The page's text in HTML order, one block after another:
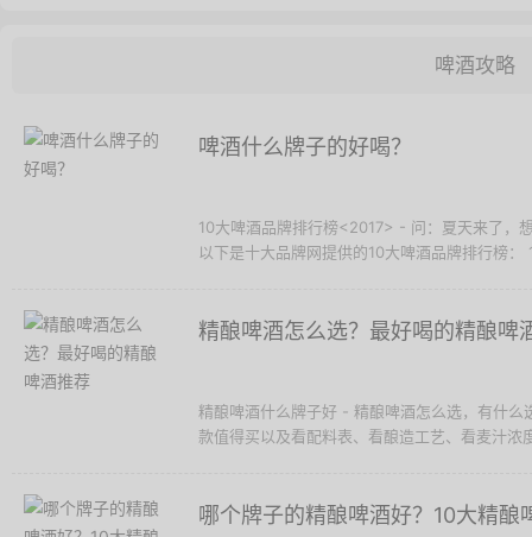
啤酒攻略
啤酒什么牌子的好喝？
10大啤酒品牌排行榜<2017> - 问：夏天来了，
以下是十大品牌网提供的10大啤酒品牌排行榜：
精酿啤酒怎么选？最好喝的精酿啤
精酿啤酒什么牌子好 - 精酿啤酒怎么选，有什
款值得买以及看配料表、看酿造工艺、看麦汁浓
哪个牌子的精酿啤酒好？10大精酿